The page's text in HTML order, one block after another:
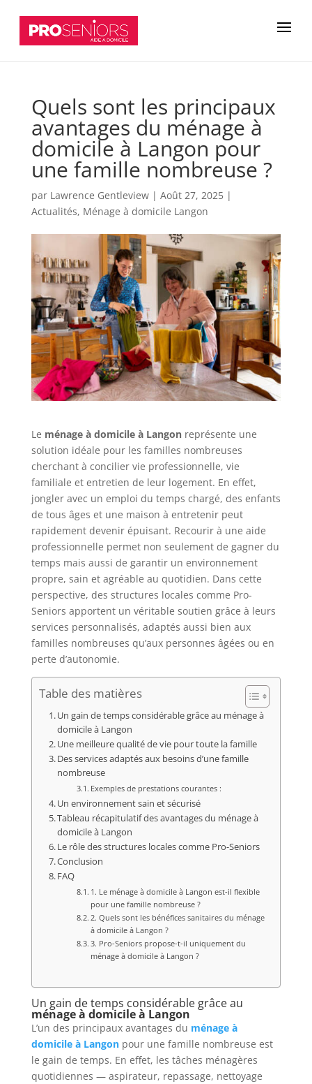
Quels sont les principaux
avantages du ménage à
domicile à Langon pour
une famille nombreuse ?
par Lawrence Gentleview| Août 27, 2025|
Actualités, Ménage à domicile Langon
Le ménage à domicile à Langonreprésente une
solution idéale pour les familles nombreuses
cherchant à concilier vie professionnelle, vie
familiale et entretien de leur logement. En effet,
jongler avec un emploi du temps chargé, des enfants
de tous âges et une maison à entretenir peut
rapidement devenir épuisant. Recourir à une aide
professionnelle permet non seulement de gagner du
temps mais aussi de garantir un environnement
propre, sain et agréable au quotidien. Dans cette
perspective, des structures locales comme Pro-
Seniors apportent un véritable soutien grâce à leurs
services personnalisés, adaptés aussi bien aux
familles nombreuses qu’aux personnes âgées ou en
perte d’autonomie.
Table des matières
Un gain de temps considérable grâce au ménage à
domicile à Langon
Une meilleure qualité de vie pour toute la famille
Des services adaptés aux besoins d’une famille
nombreuse
Exemples de prestations courantes :
Un environnement sain et sécurisé
Tableau récapitulatif des avantages du ménage à
domicile à Langon
Le rôle des structures locales comme Pro-Seniors
Conclusion
FAQ
1. Le ménage à domicile à Langon est-il flexible
pour une famille nombreuse ?
2. Quels sont les bénéfices sanitaires du ménage
à domicile à Langon ?
3. Pro-Seniors propose-t-il uniquement du
ménage à domicile à Langon ?
Un gain de temps considérable grâce au
ménage à domicile à Langon
L’un des principaux avantages du ménage à
domicile à Langon pour une famille nombreuse est
le gain de temps. En effet, les tâches ménagères
quotidiennes — aspirateur, repassage, nettoyage